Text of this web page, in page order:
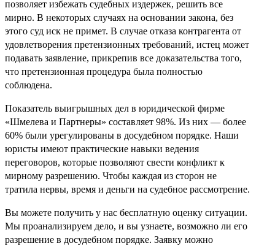
позволяет избежать судебных издержек, решить все
мирно. В некоторых случаях на основании закона, без
этого суд иск не примет. В случае отказа контрагента от
удовлетворения претензионных требований, истец может
подавать заявление, прикрепив все доказательства того,
что претензионная процедура была полностью
соблюдена.
Показатель выигрышных дел в юридической фирме
«Шмелева и Партнеры» составляет 98%. Из них — более
60% были урегулированы в досудебном порядке. Наши
юристы имеют практические навыки ведения
переговоров, которые позволяют свести конфликт к
мирному разрешению. Чтобы каждая из сторон не
тратила нервы, время и деньги на судебное рассмотрение.
Вы можете получить у нас бесплатную оценку ситуации.
Мы проанализируем дело, и вы узнаете, возможно ли его
разрешение в досудебном порядке. Заявку можно